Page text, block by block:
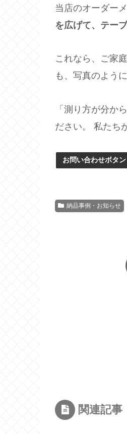
当店のオーダー
を広げて、テー
これなら、ご家
も、写真のよう
「測り方が分か
ださい。 私たち
お問い合わせボタン
納品事例・お知らせ
関連記事